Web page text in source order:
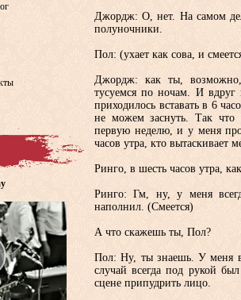
Джордж: O, нет. На самом
полуночники.
Пол: (ухает как сова, и
Джордж: как ты,
тусуемся по ночам. И вдруг
приходилось вставать в 6
не можем заснуть. Так
первую неделю, и у меня
часов утра, кто вытаскивает
Ринго, в шесть часов утра,
Ринго: Гм, ну, у меня
наполнил. (Смеется)
А что скажешь ты, Пол?
Пол: Ну, ты знаешь. У меня
случай всегда под рукой
сцене припудрить лицо.